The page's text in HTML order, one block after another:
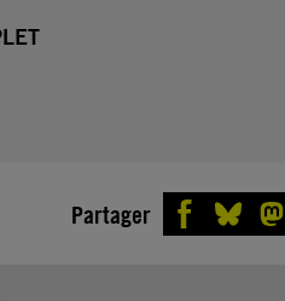
Partager